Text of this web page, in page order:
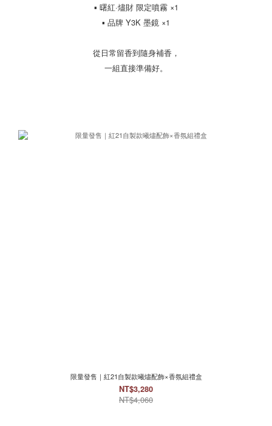
▪ 曙紅·燼財 限定噴霧 ×1
▪ 品牌 Y3K 墨鏡 ×1
從日常留香到隨身補香，
一組直接準備好。
限量發售｜紅21自製款曦燼配飾×香氛組禮盒
NT$3,280
NT$4,060